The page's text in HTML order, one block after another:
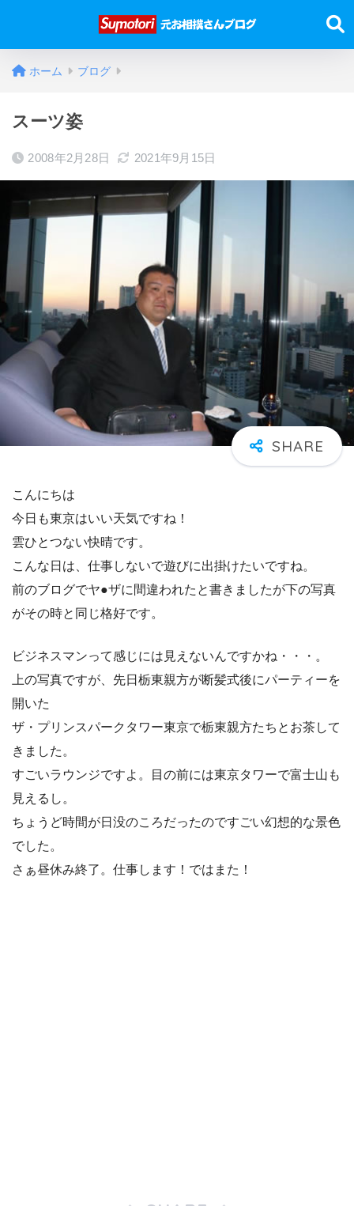
ホーム ブログ
スーツ姿
2008年2月28日 2021年9月15日
こんにちは
今日も東京はいい天気ですね！
雲ひとつない快晴です。
こんな日は、仕事しないで遊びに出掛けたいですね。
前のブログでヤ●ザに間違われたと書きましたが下の写真
がその時と同じ格好です。
ビジネスマンって感じには見えないんですかね・・・。
上の写真ですが、先日栃東親方が断髪式後にパーティーを
開いた
ザ・プリンスパークタワー東京で栃東親方たちとお茶して
きました。
すごいラウンジですよ。目の前には東京タワーで富士山も
見えるし。
ちょうど時間が日没のころだったのですごい幻想的な景色
でした。
さぁ昼休み終了。仕事します！ではまた！